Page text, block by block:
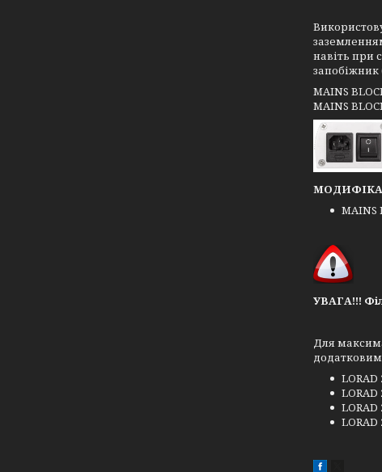
навіть при
запобіжник
MAINS
MAINS
MAINS
УВАГА!!!
Для
LORAD
LORAD
LORAD
LORAD